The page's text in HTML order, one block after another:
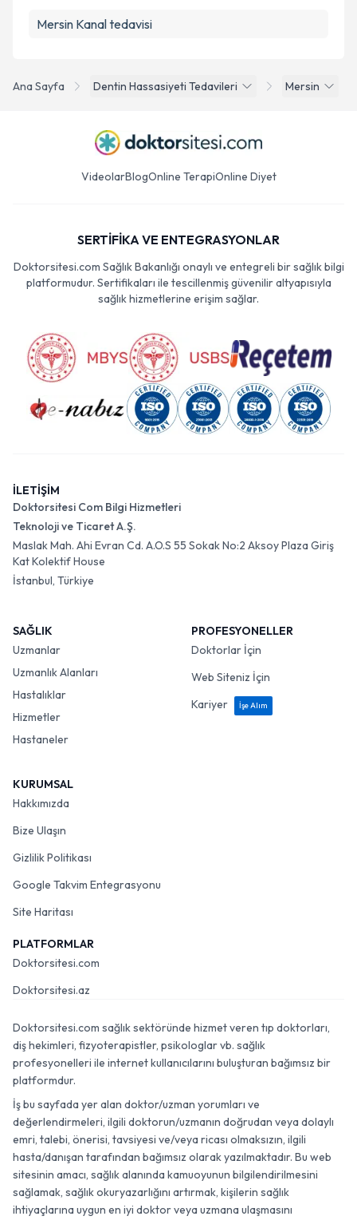
Ana Sayfa Dentin Hassasiyeti Tedavileri Mersin
Mersin Kanal tedavisi
VideolarBlogOnline TerapiOnline Diyet
SERTİFİKA VE ENTEGRASYONLAR
Doktorsitesi.com Sağlık Bakanlığı onaylı ve entegreli bir sağlık bilgi
platformudur. Sertifikaları ile tescillenmiş güvenilir altyapısıyla
sağlık hizmetlerine erişim sağlar.
İLETİŞİM
Doktorsitesi Com Bilgi Hizmetleri
Teknoloji ve Ticaret A.Ş.
Maslak Mah. Ahi Evran Cd. A.O.S 55 Sokak No:2 Aksoy Plaza Giriş
Kat Kolektif House
İstanbul, Türkiye
SAĞLIK
Uzmanlar
Uzmanlık Alanları
Hastalıklar
Hizmetler
Hastaneler
PROFESYONELLER
Doktorlar İçin
Web Siteniz İçin
Kariyer
İşe Alım
KURUMSAL
Hakkımızda
Bize Ulaşın
Gizlilik Politikası
Google Takvim Entegrasyonu
Site Haritası
PLATFORMLAR
Doktorsitesi.com
Doktorsitesi.az
Doktorsitesi.com sağlık sektöründe hizmet veren tıp doktorları,
diş hekimleri, fizyoterapistler, psikologlar vb. sağlık
profesyonelleri ile internet kullanıcılarını buluşturan bağımsız bir
platformdur.
İş bu sayfada yer alan doktor/uzman yorumları ve
değerlendirmeleri, ilgili doktorun/uzmanın doğrudan veya dolaylı
emri, talebi, önerisi, tavsiyesi ve/veya ricası olmaksızın, ilgili
hasta/danışan tarafından bağımsız olarak yazılmaktadır. Bu web
sitesinin amacı, sağlık alanında kamuoyunun bilgilendirilmesini
sağlamak, sağlık okuryazarlığını artırmak, kişilerin sağlık
ihtiyaçlarına uygun en iyi doktor veya uzmana ulaşmasını